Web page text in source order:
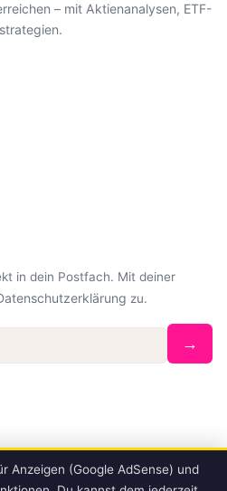
Anzeigen (Google AdSense) und
– mit Aktienanalysen, ETF-
in dein Postfach. Mit deiner
zu.
→